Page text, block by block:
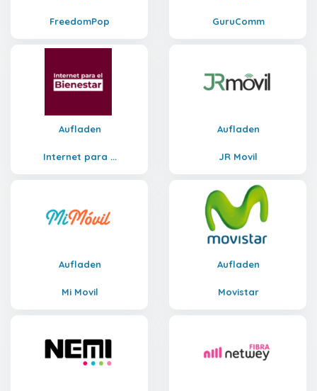
FreedomPop GuruComm
Aufladen
Internet para ...
Aufladen
JR Movil
Aufladen
Mi Movil
Aufladen
Movistar